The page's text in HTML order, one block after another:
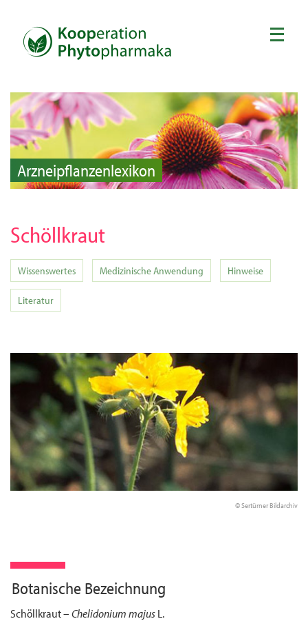
Arzneipflanzenlexikon
Schöllkraut
Wissenswertes Medizinische Anwendung Hinweise
Literatur
© Sertürner Bildarchiv
Botanische Bezeichnung
Schöllkraut –Chelidonium majusL.